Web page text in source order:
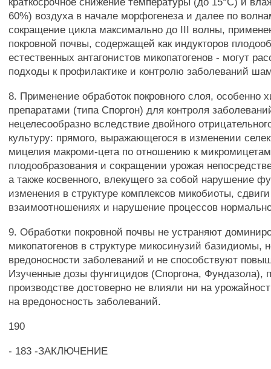
60%) воздуха в начале морфогенеза и далее по
сокращение цикла максимально до III волны,
покровной почвы, содержащей как индукторов
естественных антагонистов микопатогенов - могут
подходы к профилактике и контролю заболеваний
8. Применение обработок покровного слоя, особенно
препаратами (типа Споргон) для контроля
нецелесообразно вследствие двойного
культуру: прямого, выражающегося в изменении
мицелия макроми-цета по отношению к
плодообразования и сокращении урожая
а также косвенного, влекущего за собой нарушение
изменения в структуре комплексов микобиоты,
взаимоотношениях и нарушение процессов
9. Обработки покровной почвы не устраняют
микопатогенов в структуре микосинузий базидиомы,
вредоносности заболеваний и не способствуют
Изученные дозы фунгицидов (Споргона, Фундазола),
производстве достоверно не влияли ни на
на вредоносность заболеваний.
190
- 183 -ЗАКЛЮЧЕНИЕ